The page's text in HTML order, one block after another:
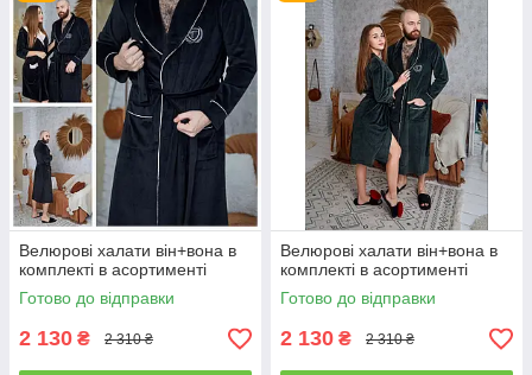
Велюрові халати він+вона в
комплекті в асортименті
Готово до відправки
2 130 ₴ 2 310 ₴
Велюрові халати він+вона в
комплекті в асортименті
Готово до відправки
2 130 ₴ 2 310 ₴